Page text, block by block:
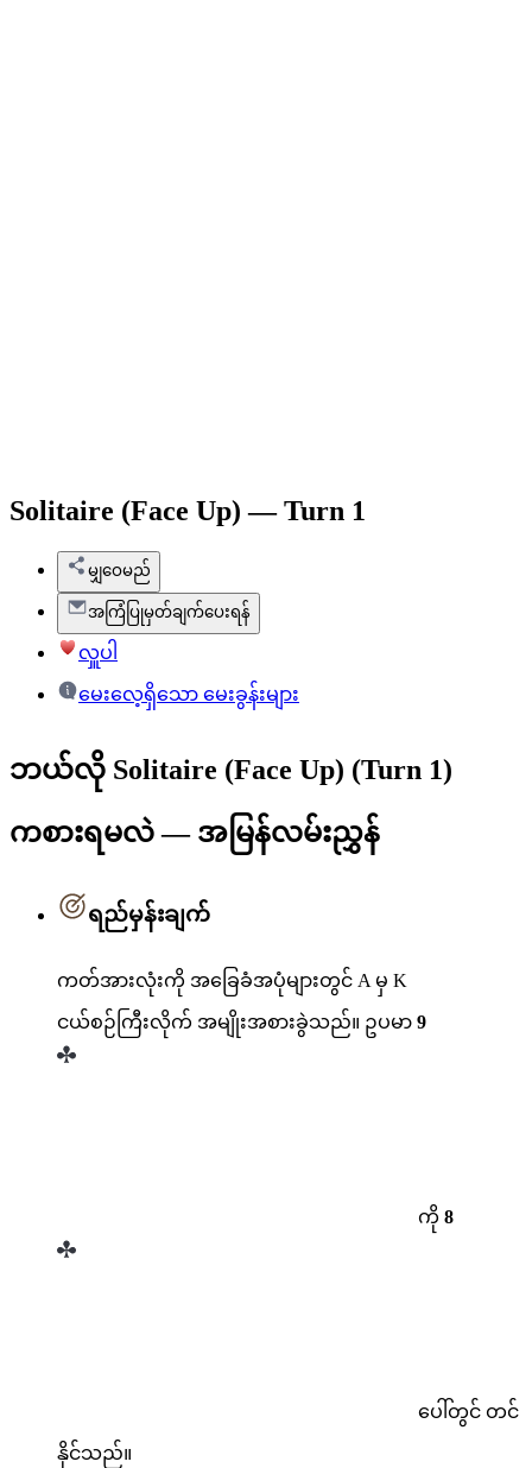
Solitaire (Face Up) — Turn 1
မျှဝေမည်
အကြံပြုမှတ်ချက်ပေးရန်
လှူပါ
မေးလေ့ရှိသော မေးခွန်းများ
ဘယ်လို Solitaire (Face Up) (Turn 1)
ကစားရမလဲ — အမြန်လမ်းညွှန်
ရည်မှန်းချက်
ကတ်အားလုံးကို အခြေခံအပုံများတွင် A မှ K
ငယ်စဉ်ကြီးလိုက် အမျိုးအစားခွဲသည်။ ဥပမာ 9
ကို 8
ပေါ်တွင် တင်
နိုင်သည်။